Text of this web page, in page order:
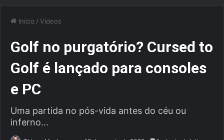
Início / Vídeos
Golf no purgatório? Cursed to
Golf é lançado para consoles
e PC
Uma partida no pós-vida antes do céu ou
inferno...